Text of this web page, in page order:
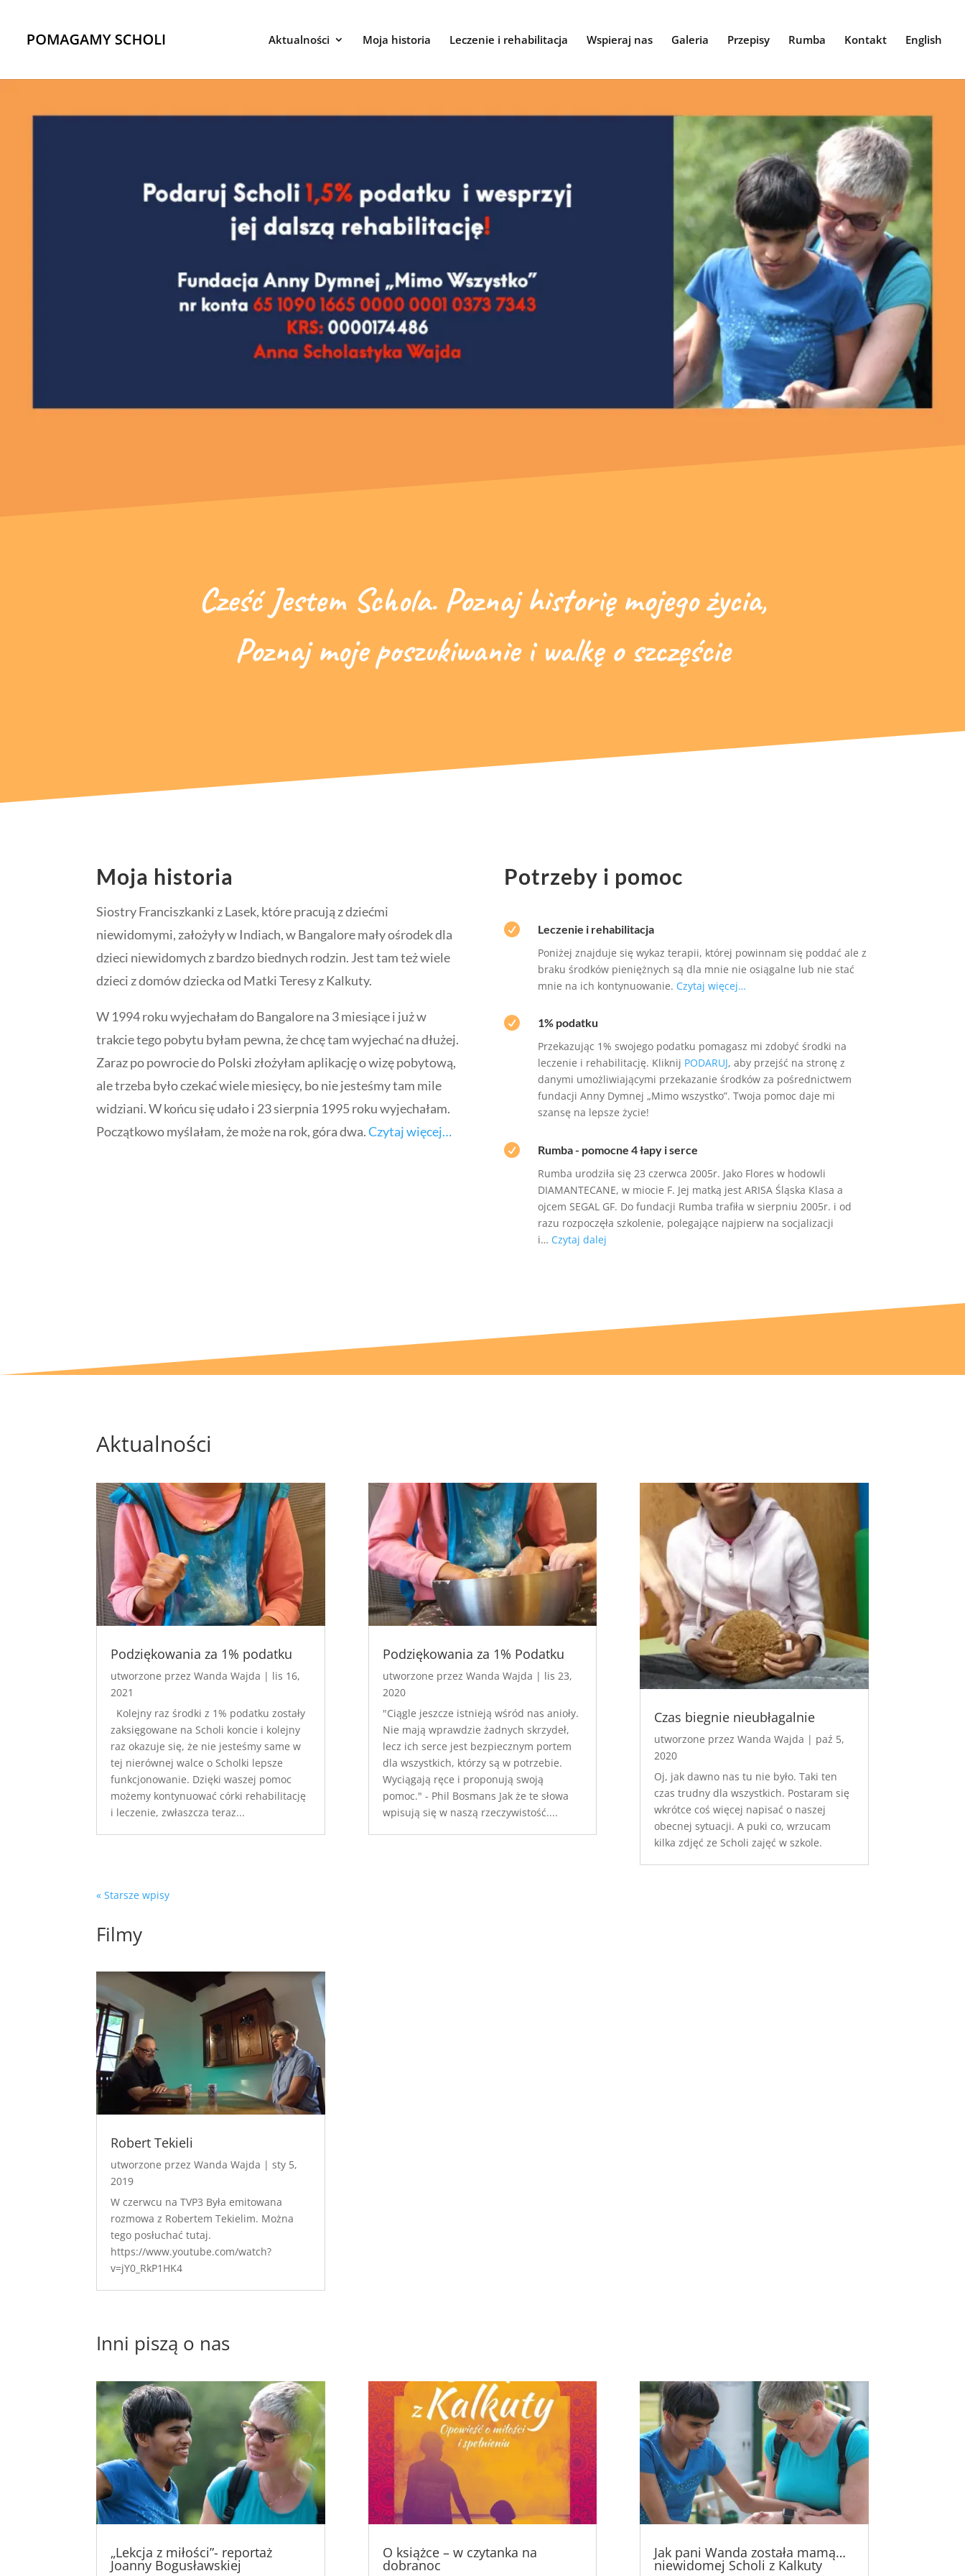
Aktualności Moja historia Leczenie i rehabilitacja Wspieraj nas Galeria Przepisy Rumba Kontakt English
Cześć Jestem Schola. Poznaj historię mojego życia,
Poznaj moje poszukiwanie i walkę o szczęście
Moja historia
Siostry Franciszkanki z Lasek, które pracują z dziećmi
niewidomymi, założyły w Indiach, w Bangalore mały ośrodek dla
dzieci niewidomych z bardzo biednych rodzin. Jest tam też wiele
dzieci z domów dziecka od Matki Teresy z Kalkuty.
W 1994 roku wyjechałam do Bangalore na 3 miesiące i już w
trakcie tego pobytu byłam pewna, że chcę tam wyjechać na dłużej.
Zaraz po powrocie do Polski złożyłam aplikację o wizę pobytową,
ale trzeba było czekać wiele miesięcy, bo nie jesteśmy tam mile
widziani. W końcu się udało i 23 sierpnia 1995 roku wyjechałam.
Początkowo myślałam, że może na rok, góra dwa.Czytaj więcej…
Potrzeby i pomoc

Leczenie i rehabilitacja
Poniżej znajduje się wykaz terapii, której powinnam się poddać ale z
braku środków pieniężnych są dla mnie nie osiągalne lub nie stać
mnie na ich kontynuowanie. Czytaj więcej…

1% podatku
Przekazując 1% swojego podatku pomagasz mi zdobyć środki na
leczenie i rehabilitację. Kliknij PODARUJ, aby przejść na stronę z
danymi umożliwiającymi przekazanie środków za pośrednictwem
fundacji Anny Dymnej „Mimo wszystko”. Twoja pomoc daje mi
szansę na lepsze życie!

Rumba - pomocne 4 łapy i serce
Rumba urodziła się 23 czerwca 2005r. Jako Flores w hodowli
DIAMANTECANE, w miocie F. Jej matką jest ARISA Śląska Klasa a
ojcem SEGAL GF. Do fundacji Rumba trafiła w sierpniu 2005r. i od
razu rozpoczęła szkolenie, polegające najpierw na socjalizacji
i… Czytaj dalej
Aktualności
Podziękowania za 1% podatku
utworzone przezWanda Wajda | lis 16,
2021
Kolejny raz środki z 1% podatku zostały
zaksięgowane na Scholi koncie i kolejny
raz okazuje się, że nie jesteśmy same w
tej nierównej walce o Scholki lepsze
funkcjonowanie. Dzięki waszej pomoc
możemy kontynuować córki rehabilitację
i leczenie, zwłaszcza teraz...
Podziękowania za 1% Podatku
utworzone przez Wanda Wajda | lis 23,
2020
"Ciągle jeszcze istnieją wśród nas anioły.
Nie mają wprawdzie żadnych skrzydeł,
lecz ich serce jest bezpiecznym portem
dla wszystkich, którzy są w potrzebie.
Wyciągają ręce i proponują swoją
pomoc." - Phil Bosmans Jak że te słowa
wpisują się w naszą rzeczywistość....
Czas biegnie nieubłagalnie
utworzone przez Wanda Wajda | paź 5,
2020
Oj, jak dawno nas tu nie było. Taki ten
czas trudny dla wszystkich. Postaram się
wkrótce coś więcej napisać o naszej
obecnej sytuacji. A puki co, wrzucam
kilka zdjęć ze Scholi zajęć w szkole.
« Starsze wpisy
Filmy
Robert Tekieli
utworzone przezWanda Wajda |sty 5,
2019
W czerwcu na TVP3 Była emitowana
rozmowa z Robertem Tekielim. Można
tego posłuchać tutaj.
https://www.youtube.com/watch?
v=jY0_RkP1HK4
Inni piszą o nas
„Lekcja z miłości”- reportaż
Joanny Bogusławskiej
O książce – w czytanka na
dobranoc
Jak pani Wanda została mamą…
niewidomej Scholi z Kalkuty